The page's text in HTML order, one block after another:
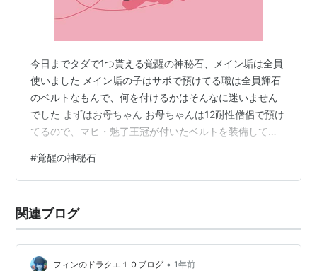
今日までタダで1つ貰える覚醒の神秘石、メイン垢は全員
使いました メイン垢の子はサポで預けてる職は全員輝石
のベルトなもんで、何を付けるかはそんなに迷いません
でした まずはお母ちゃん お母ちゃんは12耐性僧侶で預け
てるので、マヒ・魅了王冠が付いたベルトを装備してま
2回使って呪速2.5%にしました もう一枠は元から付いて
た移動速度3%のままにしてあります ホンマはすばやさに
たらチャレンジしようと思います まぁ、移動速度のまま
でも良いかもしれんけど……… お次は長女 長女はブレス
#覚醒の神秘石
関連ブログ
フィンのドラクエ１０ブログ • 1年前